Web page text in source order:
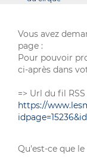
Vous avez
page :
Pour pouvoir
ci-après dans
=> Url du fil RSS
https://
Qu'est-ce que le